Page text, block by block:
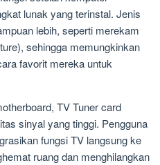
lunak yang terinstal. Jenis
lebih, seperti merekam
sehingga memungkinkan
favorit mereka untuk
TV Tuner card
sinyal yang tinggi. Pengguna
fungsi TV langsung ke
ruang dan menghilangkan